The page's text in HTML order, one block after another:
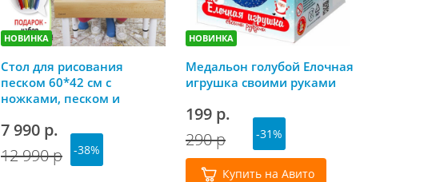
НОВИНКА
Стол для рисования
песком 60*42 см с
ножками, песком и
7 990 р.
12 990 р
-38%
НОВИНКА
Медальон голубой Елочная
игрушка своими руками
199 р.
290 р
-31%
Купить на Авито